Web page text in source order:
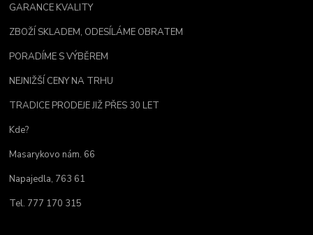
GARANCE KVALITY
ZBOŽÍ SKLADEM, ODESÍLÁME OBRATEM
PORADÍME S VÝBĚREM
NEJNIŽŠÍ CENY NA TRHU
TRADICE PRODEJE JIŽ PŘES 30 LET
Kde?
Masarykovo nám. 66
Napajedla, 763 61
Tel. 777 170 315